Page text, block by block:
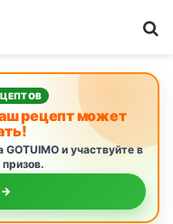
рецепт может
и участвуйте в
→